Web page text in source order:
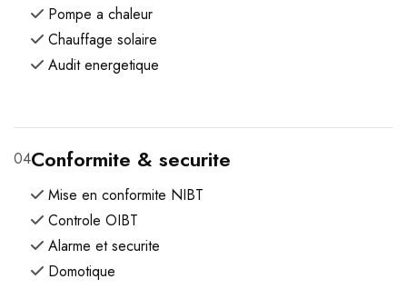
Pompe a chaleur
Chauffage solaire
Audit energetique
04Conformite & securite
Mise en conformite NIBT
Controle OIBT
Alarme et securite
Domotique